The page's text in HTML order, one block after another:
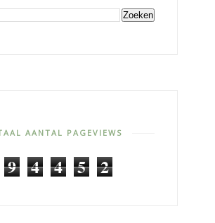
AANTAL PAGEVIEWS
9 4 4 5 2